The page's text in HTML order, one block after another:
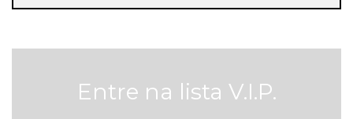
Entre na lista V.I.P.